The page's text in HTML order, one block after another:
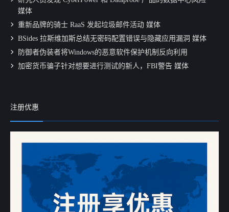
媒体
重新品牌的骑士 RaaS 发起垃圾邮件活动 媒体
BSides 拉斯维加斯总结无密码配置错误与隐藏应用漏洞 媒体
防御者伪装者将Windows的恶意软件保护机制反向利用
加密货币骗子针对想要进行测试的新人，FBI警告 媒体
注册优惠